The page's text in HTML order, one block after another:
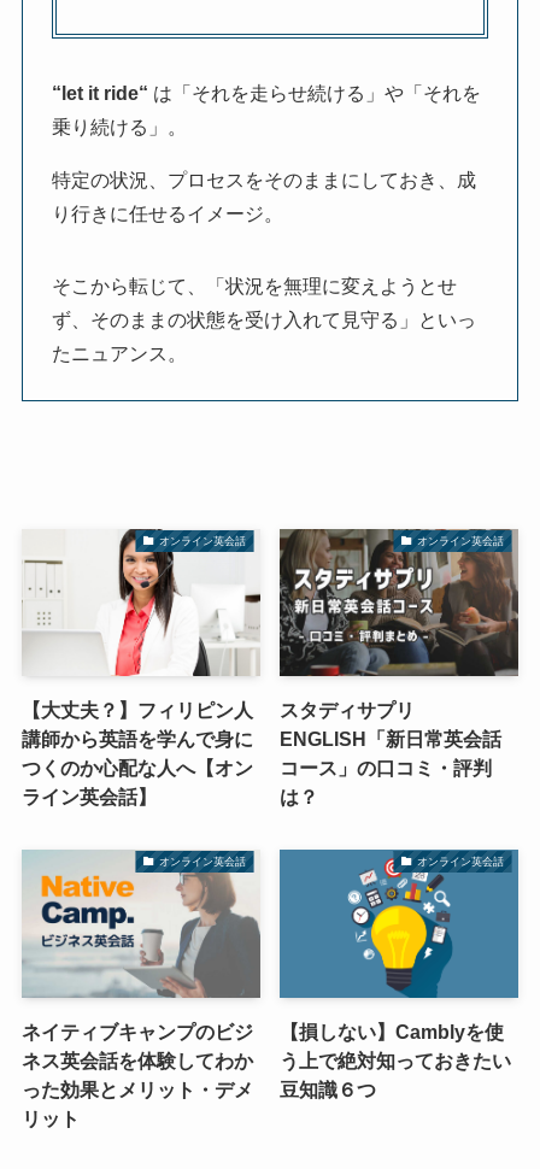
“ let it ride“ は「それを走らせ続ける」や「それを
乗り続ける」。
特定の状況、プロセスをそのままにしておき、成
り行きに任せるイメージ。
そこから転じて、「状況を無理に変えようとせ
ず、そのままの状態を受け入れて見守る」といっ
たニュアンス。
オンライン英会話
【大丈夫？】フィリピン人
講師から英語を学んで身に
つくのか心配な人へ【オン
ライン英会話】
オンライン英会話
スタディサプリ
ENGLISH「新日常英会話
コース」の口コミ・評判
は？
オンライン英会話
ネイティブキャンプのビジ
ネス英会話を体験してわか
った効果とメリット・デメ
リット
オンライン英会話
【損しない】Camblyを使
う上で絶対知っておきたい
豆知識６つ